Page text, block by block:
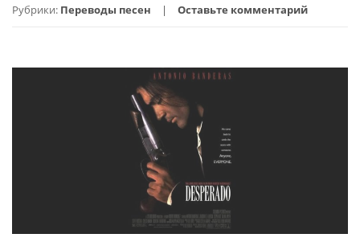
Up
Элвиса
Пресли
Рубрики: Переводы песен Оставьте комментарий